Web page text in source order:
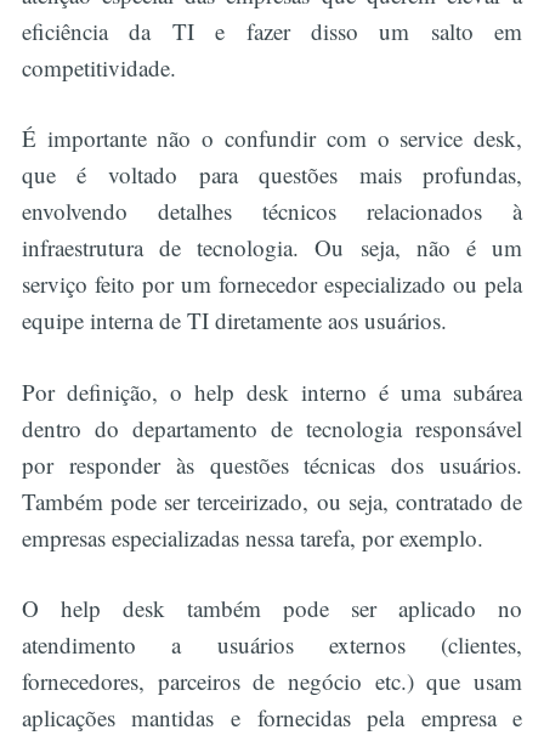
eficiência da TI e fazer disso um salto em
competitividade.
É importante não o confundir com o service desk,
que é voltado para questões mais profundas,
envolvendo detalhes técnicos relacionados à
infraestrutura de tecnologia. Ou seja, não é um
serviço feito por um fornecedor especializado ou pela
equipe interna de TI diretamente aos usuários.
Por definição, o help desk interno é uma subárea
dentro do departamento de tecnologia responsável
por responder às questões técnicas dos usuários.
Também pode ser terceirizado, ou seja, contratado de
empresas especializadas nessa tarefa, por exemplo.
O help desk também pode ser aplicado no
atendimento a usuários externos (clientes,
fornecedores, parceiros de negócio etc.) que usam
aplicações mantidas e fornecidas pela empresa e